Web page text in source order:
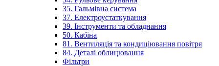
35. Гальмівна система
37. Електроустаткування
39. Інструменти та обладнання
50. Кабіна
81. Вентиляція та кондиціювання повітря
84. Деталі облицювання
Фільтри